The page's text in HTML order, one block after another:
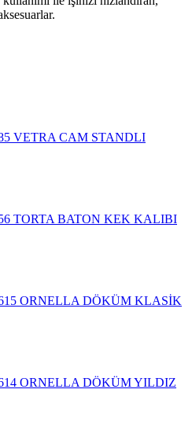
VETRA CAM STANDLI
TORTA BATON KEK KALIBI
ORNELLA DÖKÜM KLASİK
ORNELLA DÖKÜM YILDIZ